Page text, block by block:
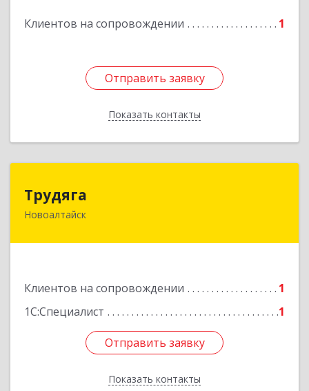
Клиентов на сопровождении 1
Отправить заявку
Показать контакты
Отправить заявку
Назад
Трудяга
Новоалтайск
Клиентов на сопровождении
1
1С:Специалист
1
Отправить заявку
Показать контакты
658080, Алтайский край, Новоалтайск г,
Отправить заявку
Назад